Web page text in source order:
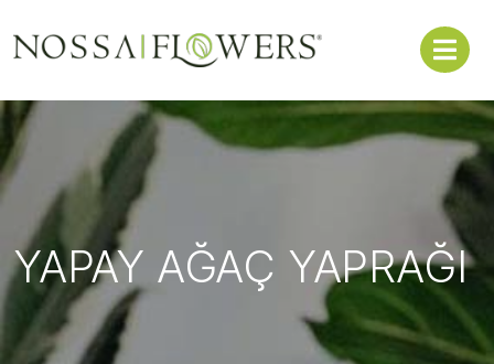
YAPAY AĞAÇ YAPRAĞI